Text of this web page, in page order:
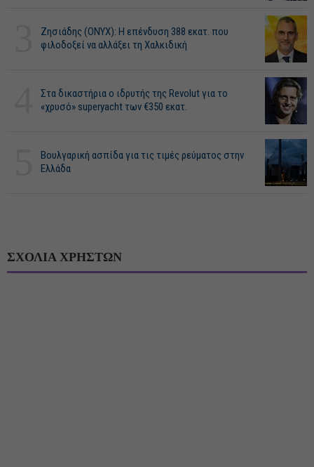
Ζησιάδης (ONYX): Η επένδυση 388 εκατ. που
φιλοδοξεί να αλλάξει τη Χαλκιδική
Στα δικαστήρια ο ιδρυτής της Revolut για το
«χρυσό» superyacht των €350 εκατ.
Βουλγαρική ασπίδα για τις τιμές ρεύματος στην
Ελλάδα
ΣΧΟΛΙΑ ΧΡΗΣΤΩΝ